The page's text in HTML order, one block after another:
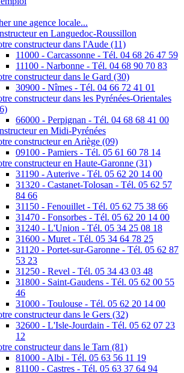
une agence locale...
en Languedoc-Roussillon
constructeur dans l'Aude (11)
11000 - Carcassonne - Tél. 04 68 26 47 59
11100 - Narbonne - Tél. 04 68 90 70 83
constructeur dans le Gard (30)
30900 - Nîmes - Tél. 04 66 72 41 01
constructeur dans les Pyrénées-Orientales
66000 - Perpignan - Tél. 04 68 68 41 00
en Midi-Pyrénées
constructeur en Ariège (09)
09100 - Pamiers - Tél. 05 61 60 78 14
constructeur en Haute-Garonne (31)
31190 - Auterive - Tél. 05 62 20 14 00
31320 - Castanet-Tolosan - Tél. 05 62 57
84 66
31150 - Fenouillet - Tél. 05 62 75 38 66
31470 - Fonsorbes - Tél. 05 62 20 14 00
31240 - L'Union - Tél. 05 34 25 08 18
31600 - Muret - Tél. 05 34 64 78 25
31120 - Portet-sur-Garonne - Tél. 05 62 87
53 23
31250 - Revel - Tél. 05 34 43 03 48
31800 - Saint-Gaudens - Tél. 05 62 00 55
46
31000 - Toulouse - Tél. 05 62 20 14 00
constructeur dans le Gers (32)
32600 - L'Isle-Jourdain - Tél. 05 62 07 23
12
constructeur dans le Tarn (81)
81000 - Albi - Tél. 05 63 56 11 19
81100 - Castres - Tél. 05 63 37 64 94